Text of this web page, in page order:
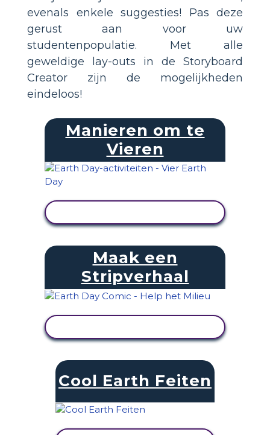
evenals enkele suggesties! Pas deze
gerust aan voor uw
studentenpopulatie. Met alle
geweldige lay-outs in de Storyboard
Creator zijn de mogelijkheden
eindeloos!
Manieren om te
Vieren
Maak een
Stripverhaal
Cool Earth Feiten